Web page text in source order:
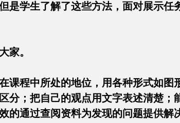
是学生了解了这些方法，面对展示任
。
大家。
课程中所处的地位，用各种形式如图
分；把自己的观点用文字表述清楚；
的通过查阅资料为发现的问题提供解